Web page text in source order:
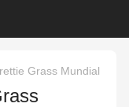
Grass Mundial